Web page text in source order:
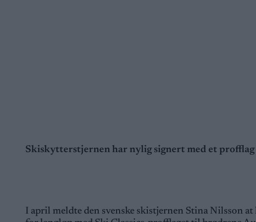
Skiskytterstjernen har nylig signert med et profflag
I april meldte den svenske skistjernen Stina Nilsson